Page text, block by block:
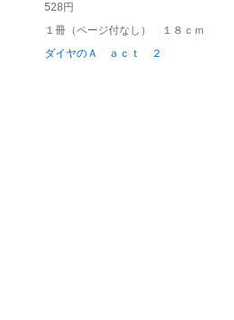
528円
１冊（ページ付なし） １８ｃｍ
ダイヤのＡ ａｃｔ ２